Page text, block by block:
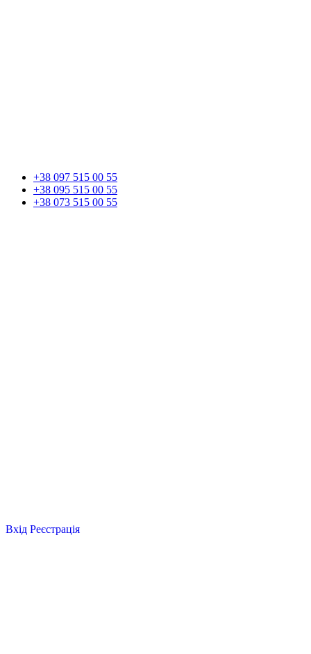
+38 097 515 00 55
+38 095 515 00 55
+38 073 515 00 55
Вхід Реєстрація